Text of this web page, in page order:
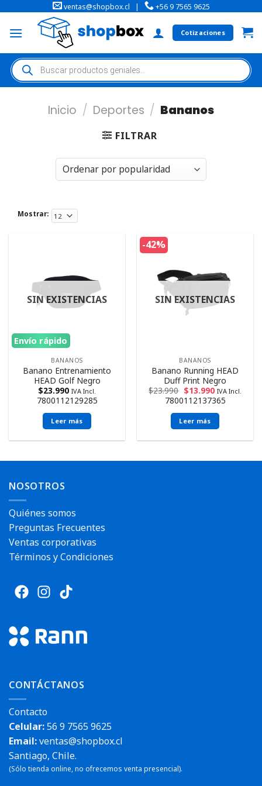
ventas@shopbox.cl | +56 9 7565 9625
Cotizaciones
Inicio / Deportes / Bananos
FILTRAR
Mostrar:
Envío rápido
SIN EXISTENCIAS
BANANOS
Banano Entrenamiento
HEAD Golf Negro
$23.990 IVA Incl.
7800112129285
Leer más
-42%
SIN EXISTENCIAS
BANANOS
Banano Running HEAD
Duff Print Negro
$23.990 $13.990 IVA Incl.
7800112137365
Leer más
NOSOTROS
Quiénes somos
Preguntas Frecuentes
Ventas corporativas
Términos y Condiciones
CONTÁCTANOS
Contacto
Celular:56 9 7565 9625
Email:ventas@shopbox.cl
Santiago, Chile.
(Sólo tienda online, no ofrecemos venta presencial).